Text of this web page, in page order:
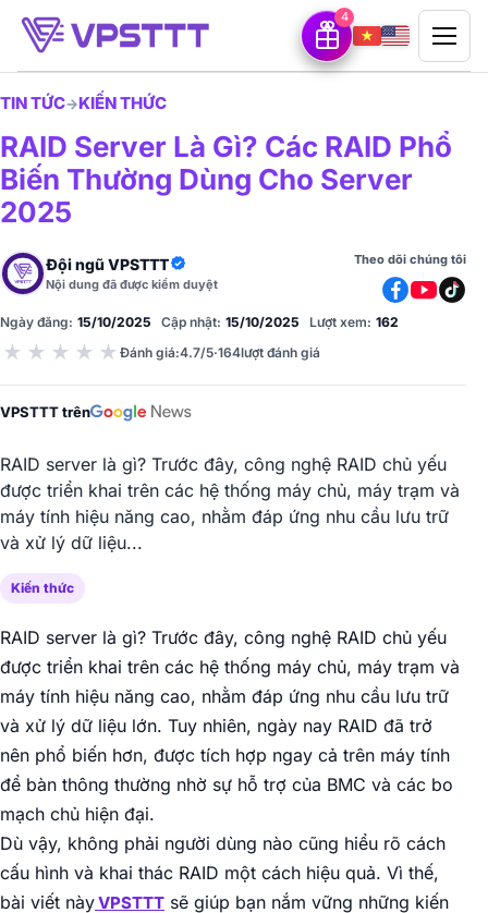
4
TIN TỨC→KIẾN THỨC
RAID Server Là Gì? Các RAID Phổ
Biến Thường Dùng Cho Server
2025
Đội ngũ VPSTTT
Nội dung đã được kiểm duyệt
Theo dõi chúng tôi
Ngày đăng: 15/10/2025 Cập nhật: 15/10/2025 Lượt xem: 162
★ ★ ★ ★ ★ Đánh giá:4.7/5·164lượt đánh giá
VPSTTT trên
RAID server là gì? Trước đây, công nghệ RAID chủ yếu
được triển khai trên các hệ thống máy chủ, máy trạm và
máy tính hiệu năng cao, nhằm đáp ứng nhu cầu lưu trữ
và xử lý dữ liệu...
Kiến thức
RAID server là gì? Trước đây, công nghệ RAID chủ yếu
được triển khai trên các hệ thống máy chủ, máy trạm và
máy tính hiệu năng cao, nhằm đáp ứng nhu cầu lưu trữ
và xử lý dữ liệu lớn. Tuy nhiên, ngày nay RAID đã trở
nên phổ biến hơn, được tích hợp ngay cả trên máy tính
để bàn thông thường nhờ sự hỗ trợ của BMC và các bo
mạch chủ hiện đại.
Dù vậy, không phải người dùng nào cũng hiểu rõ cách
cấu hình và khai thác RAID một cách hiệu quả. Vì thế,
bài viết nàyVPSTTT sẽ giúp bạn nắm vững những kiến